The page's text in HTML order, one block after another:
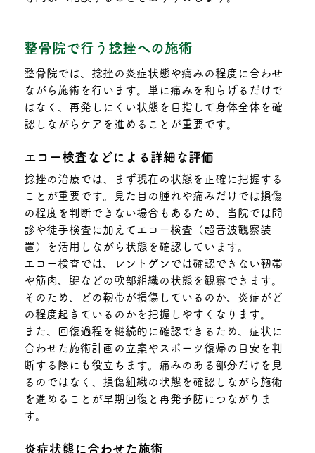
整骨院で行う捻挫への施術
整骨院では、捻挫の炎症状態や痛みの程度に合わせ
ながら施術を行います。単に痛みを和らげるだけで
はなく、再発しにくい状態を目指して身体全体を確
認しながらケアを進めることが重要です。
エコー検査などによる詳細な評価
捻挫の治療では、まず現在の状態を正確に把握する
ことが重要です。見た目の腫れや痛みだけでは損傷
の程度を判断できない場合もあるため、当院では問
診や徒手検査に加えてエコー検査（超音波観察装
置）を活用しながら状態を確認しています。
エコー検査では、レントゲンでは確認できない靭帯
や筋肉、腱などの軟部組織の状態を観察できます。
そのため、どの靭帯が損傷しているのか、炎症がど
の程度起きているのかを把握しやすくなります。
また、回復過程を継続的に確認できるため、症状に
合わせた施術計画の立案やスポーツ復帰の目安を判
断する際にも役立ちます。痛みのある部分だけを見
るのではなく、損傷組織の状態を確認しながら施術
を進めることが早期回復と再発予防につながりま
す。
炎症状態に合わせた施術